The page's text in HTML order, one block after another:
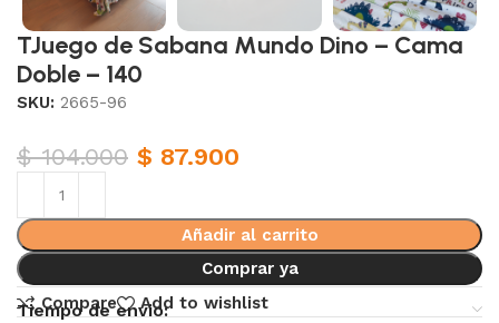
TJuego de Sabana Mundo Dino – Cama
Doble – 140
SKU:2665-96
$104.000 $ 87.900
Añadir al carrito
Comprar ya
Compare
Add to wishlist
Tiempo de envio: